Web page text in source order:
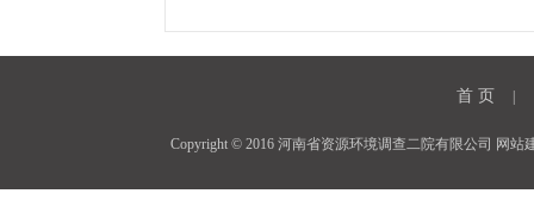
首 页
Copyright © 2016 河南省资源环境调查二院有限公司 网站